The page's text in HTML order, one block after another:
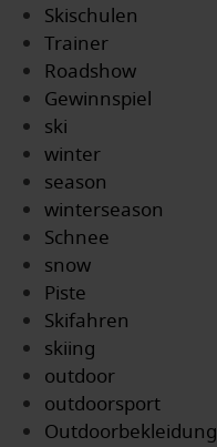
Skischulen
Trainer
Roadshow
Gewinnspiel
ski
winter
season
winterseason
Schnee
snow
Piste
Skifahren
skiing
outdoor
outdoorsport
Outdoorbekleidung